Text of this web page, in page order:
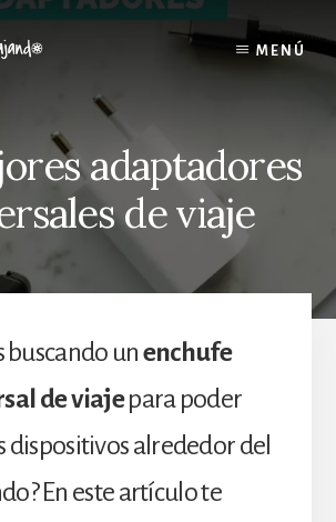
MENÚ
adaptadores
de viaje
buscando unenchufe
de viajepara poder
dispositivos alrededor del
En este artículo te